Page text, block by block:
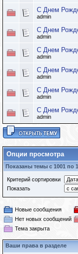
С Днем
admin
С Днем
admin
С Днем
admin
С Днем
admin
С Днем
admin
С Днем
admin
Опции просмотра
Показаны темы с 1001 по
Критерий сортировки
Показать
Новые сообщения
Нет новых сообщений
Тема закрыта
Ваши права в разделе